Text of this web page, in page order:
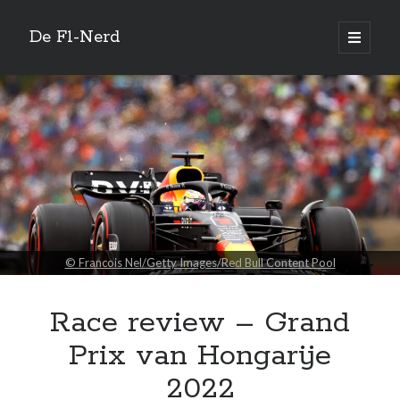
De F1-Nerd
open
primair
Zijbalk
Vertaal site
Quotes
Overtaking is one thing. That is an art. But defending as well. You should
be able to defend your position.
— Max Verstappen
Zoeken
© Francois Nel/Getty Images/Red Bull Content Pool
Race review – Grand
Prix van Hongarije
2022